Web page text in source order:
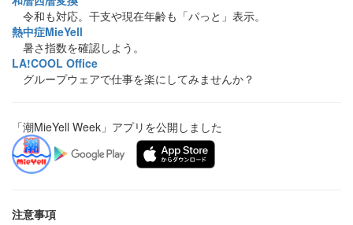
令和も対応。干支や現在年齢も「パっと」表示。
熱中症MieYell
暑さ指数を確認しよう。
LA!COOL Office
グループウェアで仕事を楽にしてみませんか？
「潮MieYell Week」アプリを公開しました
注意事項